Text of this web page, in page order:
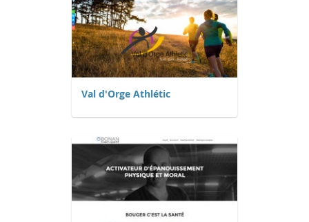
Val d'Orge Athlétic